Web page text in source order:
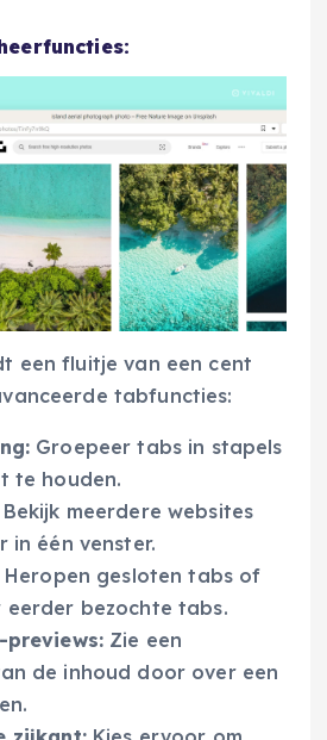
een fluitje van een cent
tabfuncties:
Groepeer tabs in stapels
te houden.
Bekijk meerdere websites
in één venster.
gesloten tabs of
bezochte tabs.
previews: Zie een
de inhoud door over een